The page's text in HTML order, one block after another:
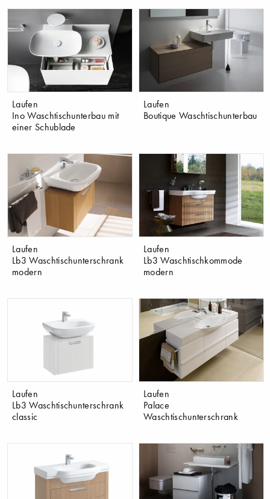
Laufen
Ino Waschtischunterbau mit
einer Schublade
Laufen
Boutique Waschtischunterbau
Laufen
Lb3 Waschtischunterschrank
modern
Laufen
Lb3 Waschtischkommode
modern
Laufen
Lb3 Waschtischunterschrank
classic
Laufen
Palace
Waschtischunterschrank